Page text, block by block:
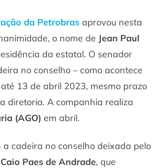
da Petrobras aprovou nesta
o nome de Jean Paul
da estatal. O senador
no conselho – como acontece
13 de abril 2023, mesmo prazo
diretoria. A companhia realiza
(AGO) em abril.
a cadeira no conselho deixada pelo
Caio Paes de Andrade, que